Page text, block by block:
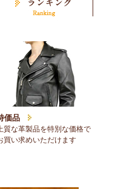
価品
質な革製品を特別な価格で
買い求めいただけます